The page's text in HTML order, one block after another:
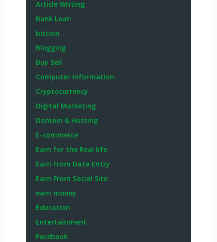
Article Writing
Bank Loan
bitcoin
Blogging
Buy Sell
Computer Information
Cryptocurrency
Digital Marketing
Domain & Hosting
E-commerce
Earn for the Real life
Earn From Data Entry
Earn From Social Site
earn money
Education
Entertainment
Facebook